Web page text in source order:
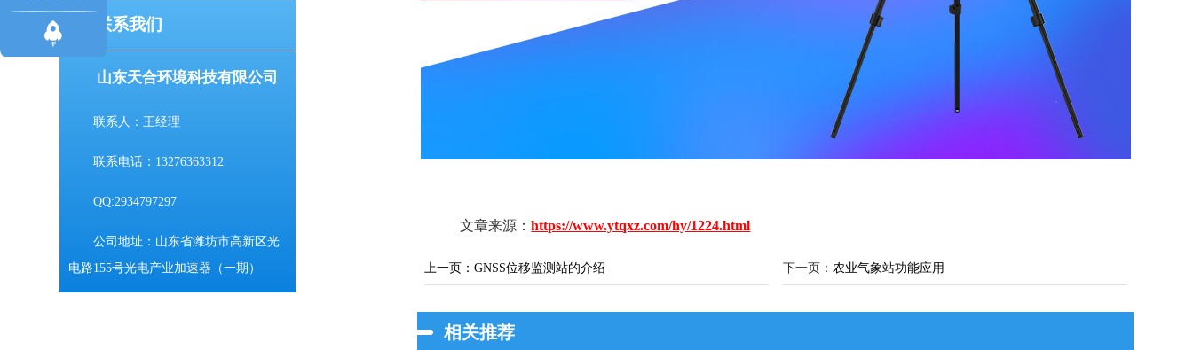
联系我们
山东天合环境科技有限公司
联系人：王经理
联系电话：13276363312
QQ:2934797297
公司地址：山东省潍坊市高新区光
电路155号光电产业加速器（一期）
文章来源：https://www.ytqxz.com/hy/1224.html
上一页：GNSS位移监测站的介绍 下一页： 农业气象站功能应用
相关推荐